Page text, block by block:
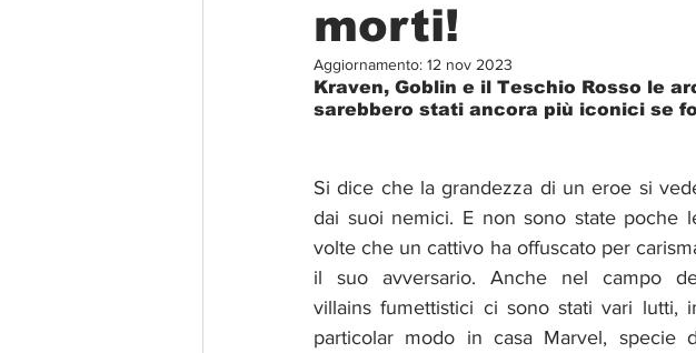
morti!
Aggiornamento: 12 nov 2023
Kraven, Goblin e il Teschio Rosso le
sarebbero stati ancora più iconici se
Si dice che la grandezza di un eroe si
dai suoi nemici. E non sono state poche
volte che un cattivo ha offuscato per
il suo avversario. Anche nel campo
villains fumettistici ci sono stati vari lutti,
particolar modo in casa Marvel, specie